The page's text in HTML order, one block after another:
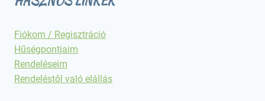
Fiókom / Regisztráció
Hűségpontjaim
Rendeléseim
Rendeléstől való elállás